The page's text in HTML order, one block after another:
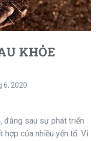
KHỎE
6, 2020
đằng sau sự phát triển
của nhiều yến tố. Vi